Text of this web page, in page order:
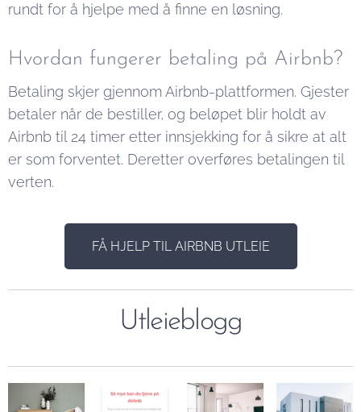
rundt for å hjelpe med å finne en løsning.
Hvordan fungerer betaling på Airbnb?
Betaling skjer gjennom Airbnb-plattformen. Gjester
betaler når de bestiller, og beløpet blir holdt av
Airbnb til 24 timer etter innsjekking for å sikre at alt
er som forventet. Deretter overføres betalingen til
verten.
FÅ HJELP TIL AIRBNB UTLEIE
Utleieblogg